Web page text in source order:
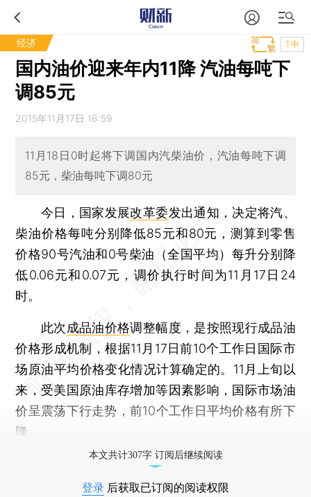
经济 T中
国内油价迎来年内11降 汽油每吨下
调85元
2015年11月17日 16:59
11月18日0时起将下调国内汽柴油价，汽油每吨下调
85元，柴油每吨下调80元
今日，国家发展改革委发出通知，决定将汽、
柴油价格每吨分别降低85元和80元，测算到零售
价格90号汽油和0号柴油（全国平均）每升分别降
低0.06元和0.07元，调价执行时间为11月17日24
时。
此次 成品油价格调整幅度，是按照现行成品油
价格形成机制，根据11月17日前10个工作日国际市
场原油平均价格变化情况计算确定的。11月上旬以
来，受美国原油库存增加等因素影响，国际市场油
价呈震荡下行走势，前10个工作日平均价格有所下
降。
本文共计307字 订阅后继续阅读
登录 后获取已订阅的阅读权限